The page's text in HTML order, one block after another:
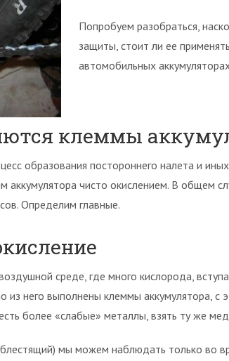
Попробуем разобраться,
защиты, стоит ли ее
автомобильных
клеммы
образования постороннего налета и
аккумулятора чисто окислением. В общем
Определим главные.
среде, где много кислорода,
из него выполнены клеммы аккумулятора, с
более «слабые» металлы, взять ту же
мы можем наблюдать только во